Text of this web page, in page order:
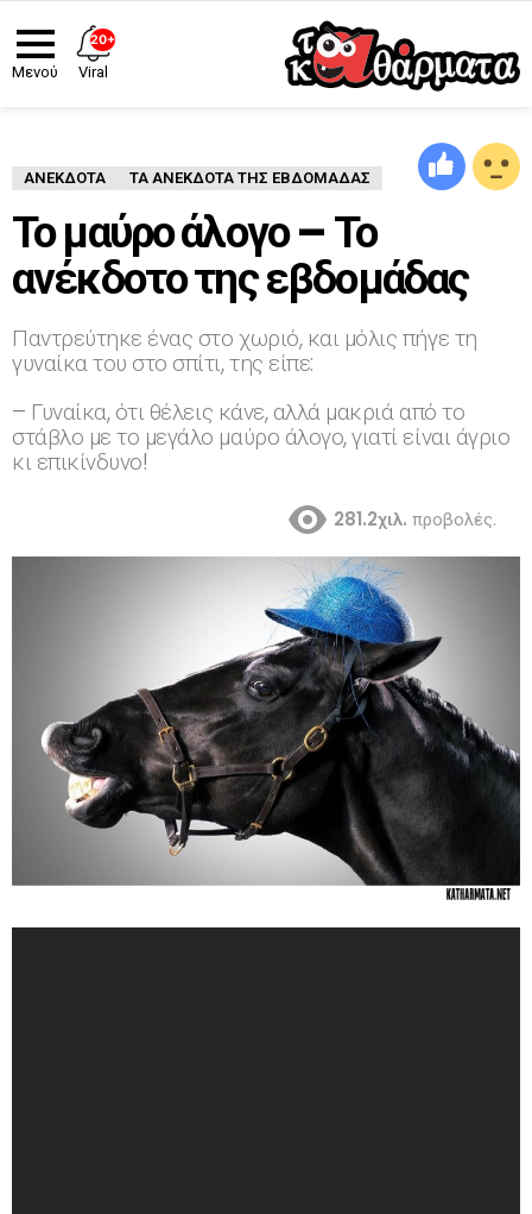
Μενού
ΑΝΈΚΔΟΤΑ ΤΑ ΑΝΕΚΔΟΤΑ ΤΗΣ ΕΒΔΟΜΑΔΑΣ
Το μαύρο άλογο – Το
ανέκδοτο της εβδομάδας
Παντρεύτηκε ένας στο χωριό, και μόλις πήγε τη
γυναίκα του στο σπίτι, της είπε:
– Γυναίκα, ότι θέλεις κάνε, αλλά μακριά από το
στάβλο με το μεγάλο μαύρο άλογο, γιατί είναι άγριο
κι επικίνδυνο!
281.2χιλ. προβολές.
20+
Viral